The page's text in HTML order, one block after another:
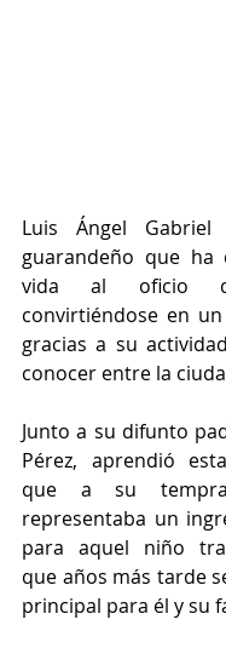
Luis Ángel
guarandeño que ha
vida al oficio
convirtiéndose en
gracias a su
conocer entre la
Junto a su difunto
Pérez, aprendió
que a su
representaba un
para aquel niño
que años más tarde
principal para él y su